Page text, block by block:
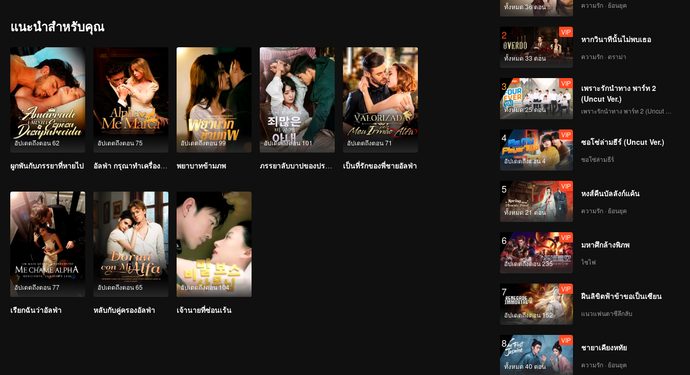
แนะนำสำหรับคุณ
อัปเดตถึงตอน 62
ผูกพันกับภรรยาที่หายไป
อัปเดตถึงตอน 75
อัลฟ่า กรุณาทำเครื่องหมายฉัน
อัปเดตถึงตอน 99
พยาบาทข้ามภพ
อัปเดตถึงตอน 101
ภรรยาลับบาปของปรมาจารย์โก (เวอร์ชันเกาหลี)
อัปเดตถึงตอน 71
เป็นที่รักของพี่ชายอัลฟ่า
อัปเดตถึงตอน 77
เรียกฉันว่าอัลฟ่า
อัปเดตถึงตอน 65
หลับกับคู่ครองอัลฟ่า
อัปเดตถึงตอน 104
เจ้านายที่ซ่อนเร้น
ทั้งหมด 36 ตอน ความรัก · ย้อนยุค
2
ทั้งหมด 33 ตอน
VIP
หากวินาทีนั้นไม่พบเธอ
ความรัก · ดราม่า
3
ทั้งหมด 25 ตอน
VIP
เพราะรักนำทาง พาร์ท 2
(Uncut Ver.)
4
อัปเดตถึงตอน 4
VIP
ซอโซ่ล่ามธีร์ (Uncut Ver.)
ซอโซ่ล่ามธีร์
5
ทั้งหมด 21 ตอน
VIP
หงส์คืนบัลลังก์แค้น
ความรัก · ย้อนยุค
6
อัปเดตถึงตอน 235
VIP
มหาศึกล้างพิภพ
ไซไฟ
7
อัปเดตถึงตอน 152
VIP
ฝืนลิขิตฟ้าข้าขอเป็นเซียน
แนวแฟนตาซีลึกลับ
8
ทั้งหมด 40 ตอน
VIP
ชายาเคียงหทัย
ความรัก · ย้อนยุค